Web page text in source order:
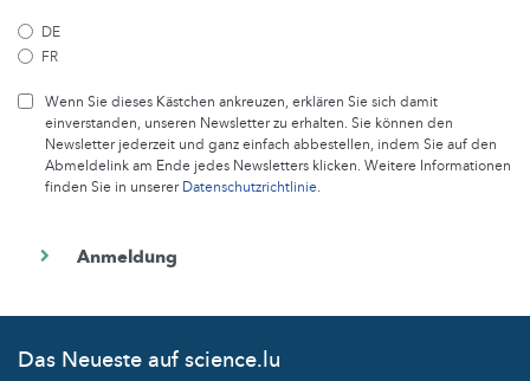
DE
FR
Wenn Sie dieses Kästchen ankreuzen, erklären Sie sich damit
einverstanden, unseren Newsletter zu erhalten. Sie können den
Newsletter jederzeit und ganz einfach abbestellen, indem Sie auf den
Abmeldelink am Ende jedes Newsletters klicken. Weitere Informationen
finden Sie in unsererDatenschutzrichtlinie.
Das Neueste auf science.lu